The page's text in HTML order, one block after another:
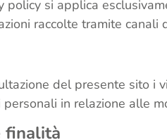
policy si applica
raccolte tramite
del presente sito
personali in relazione alle
finalità